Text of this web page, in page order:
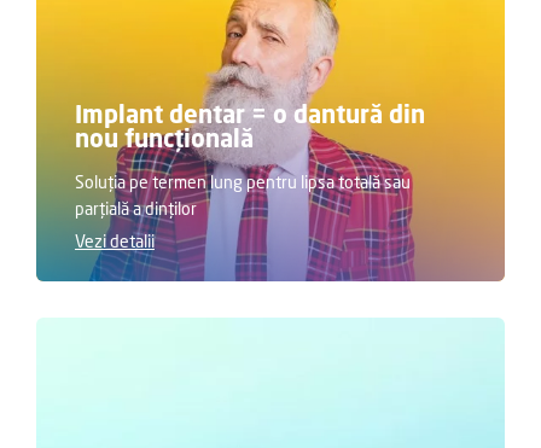
Implant dentar = o dantură din
nou funcțională
Soluția pe termen lung pentru lipsa totală sau
parțială a dinților
Vezi detalii